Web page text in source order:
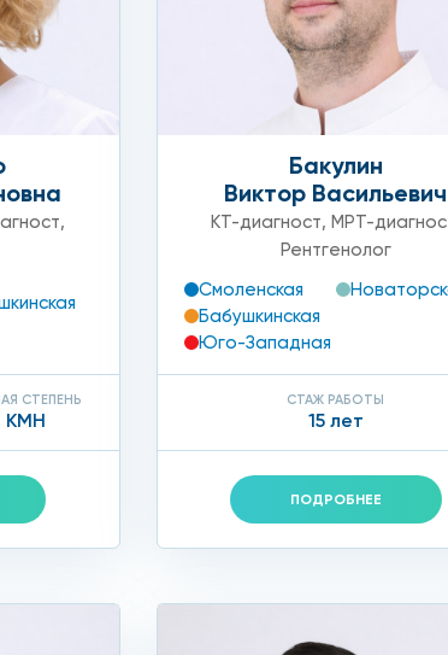
карманы, чтобы не пропустить
к исследованию можно задать в
,
СТЕПЕНЬ
КМН
Бакулин
Виктор Васильевич
КТ-диагност, МРТ-
Рентгенолог
Смоленская
Бабушкинская
Юго-Западная
СТАЖ РАБОТЫ
15 лет
ПОДРОБНЕЕ